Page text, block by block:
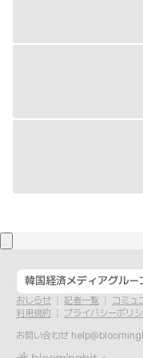
韓国経済メディアグルー
おしらせ 記者一覧
コミュ
利用規約
プライバシーポリ
お問い合わせ